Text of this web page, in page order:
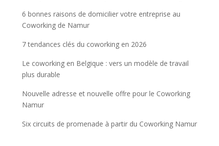
6 bonnes raisons de domicilier votre entreprise au
Coworking de Namur
7 tendances clés du coworking en 2026
Le coworking en Belgique : vers un modèle de travail
plus durable
Nouvelle adresse et nouvelle offre pour le Coworking
Namur
Six circuits de promenade à partir du Coworking Namur